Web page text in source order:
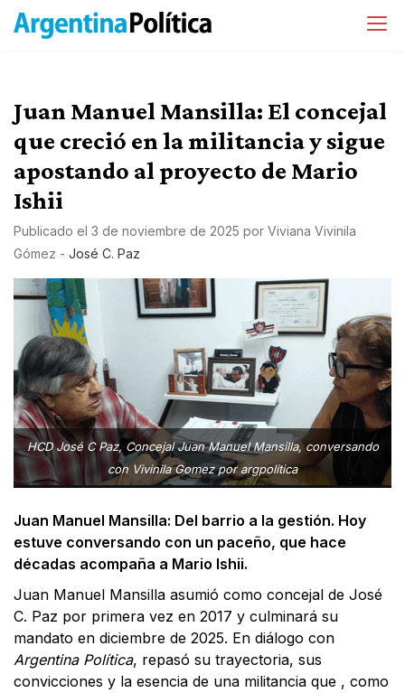
Juan Manuel Mansilla: El concejal
que creció en la militancia y sigue
apostando al proyecto de Mario
Ishii
Publicado el 3 de noviembre de 2025 por Viviana Vivinila
Gómez - José C. Paz
HCD José C Paz, Concejal Juan Manuel Mansilla, conversando
con Vivinila Gomez por argpolitica
Juan Manuel Mansilla: Del barrio a la gestión. Hoy
estuve conversando con un paceño, que hace
décadas acompaña a Mario Ishii.
Juan Manuel Mansilla asumió como concejal de José
C. Paz por primera vez en 2017 y culminará su
mandato en diciembre de 2025. En diálogo con
Argentina Política, repasó su trayectoria, sus
convicciones y la esencia de una militancia que , como